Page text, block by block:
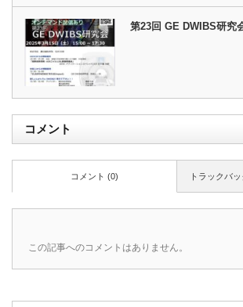
第23回 GE DWIBS研究
コメント
トラックバ
コメント (0)
この記事へのコメントはありません。